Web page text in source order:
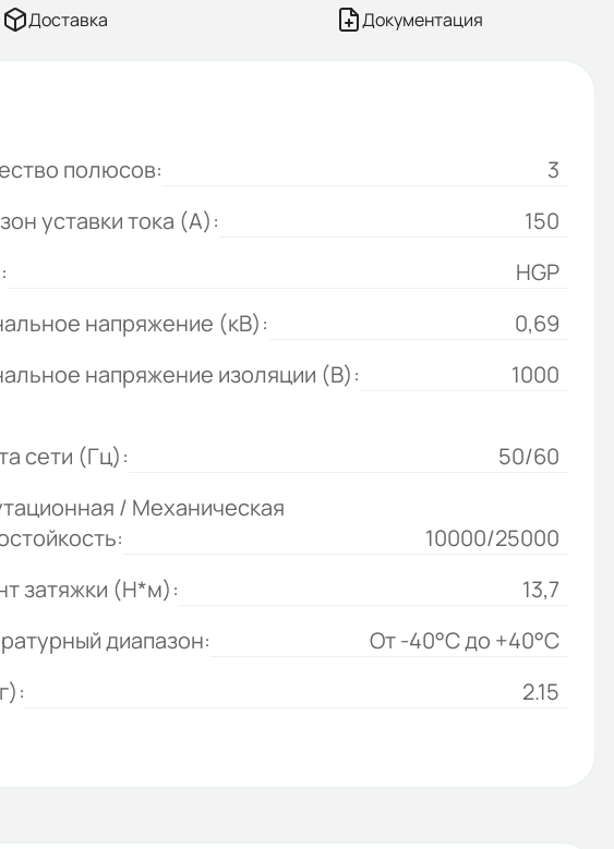
Доставка Документация
полюсов:
3
уставки тока (А):
150
HGP
напряжение (кВ):
0,69
напряжение изоляции (В):
1000
сети (Гц): 50/60
/ Механическая
10000/25000
затяжки (Н*м):
13,7
диапазон:
От -40°C до +40°C
2.15